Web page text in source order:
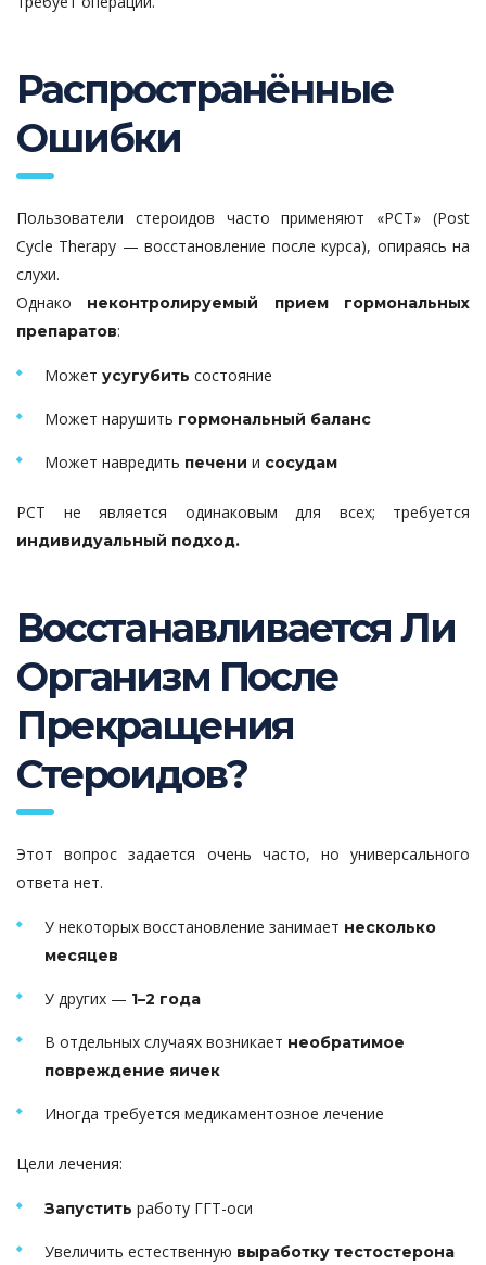
Распространённые
Ошибки
Пользователи стероидов часто применяют «PCT» (Post
Cycle Therapy — восстановление после курса), опираясь на
слухи.
Однако неконтролируемый прием гормональных
препаратов:
Может усугубить состояние
Может нарушить гормональный баланс
Может навредить печени и сосудам
PCT не является одинаковым для всех; требуется
индивидуальный подход.
Восстанавливается Ли
Организм После
Прекращения
Стероидов?
Этот вопрос задается очень часто, но универсального
ответа нет.
У некоторых восстановление занимает несколько
месяцев
У других — 1–2 года
В отдельных случаях возникает необратимое
повреждение яичек
Иногда требуется медикаментозное лечение
Цели лечения:
Запустить работу ГГТ-оси
Увеличить естественную выработку тестостерона